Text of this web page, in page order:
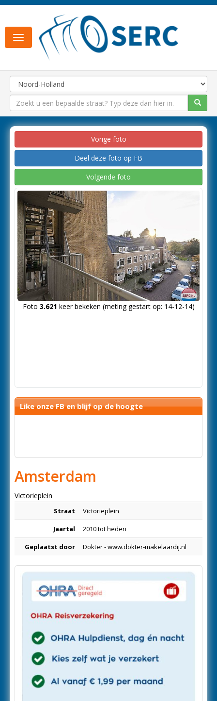
Toggle
navigation
Vorige foto
Deel deze foto op FB
Volgende foto
Foto 3.621 keer bekeken (meting gestart op: 14-12-14)
Like onze FB en blijf op de hoogte
Amsterdam
Victorieplein
Straat Victorieplein
Jaartal 2010 tot heden
Geplaatst door Dokter - www.dokter-makelaardij.nl